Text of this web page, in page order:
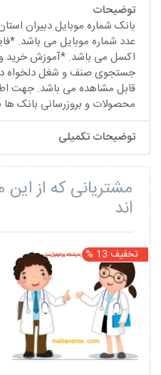
توضیحات
عدد شماره موبایل می باشد.
اکسل می باشد. *آموزش خرید و
جستجوی صنف و شغل دلخواه
قابل مشاهده می باشد. جهت
محصولات و بروزرسانی بانک ها
توضیحات تکمیلی
مشتریانی که از
اند
تخفیف 13 %